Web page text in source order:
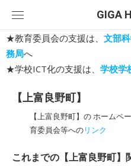
content
GIGA
★教育委員会の支援は、 文部
務局へ
★学校ICT化の支援は、 学校学
【上富良野町】
【上富良野町】の ホームペ
育委員会等へのリンク
これまでの【上富良野町】